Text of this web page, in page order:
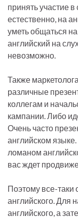
принять участие
естественно, на
уметь общаться
английский на
невозможно.
Также
различные
коллегам и
кампании. Либо
Очень часто
английском
ломаном
вас ждет
Поэтому все-таки
английского. Для
английского, а